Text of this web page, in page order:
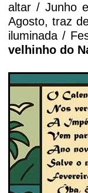
altar / Junho
Agosto, traz
iluminada /
velhinho do